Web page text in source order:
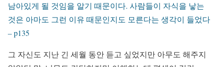
남아있게 될 것임을 알기 때문이다. 사람들이 자식을 낳는
것은 아마도 그런 이유 때문인지도 모른다는 생각이 들었다
– p135
그 자신도 지난 긴 세월 동안 듣고 싶었지만 아무도 해주지